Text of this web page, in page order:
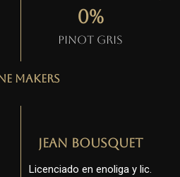
Pinot gris
0%
Makers
Jean Bousquet
Licenciado en enoliga y lic.